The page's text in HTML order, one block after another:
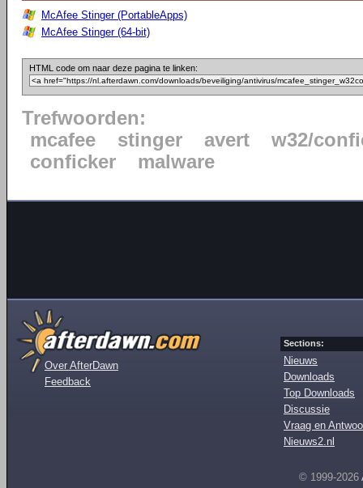
McAfee Stinger (PortableApps)
McAfee Stinger (64-bit)
HTML code om naar deze pagina te linken:
Trefwoorden:
mcafee
stinger avert
w32/
conficker
malware
Over AfterDawn
Feedback
Sections:
Nieuws
Downloads
Top Downloads
Discussie
Vraag en
Nieuws2.nl
© 1999-2026